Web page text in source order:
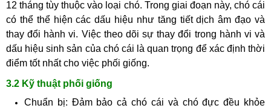
12 tháng tùy thuộc vào loại chó. Trong giai đoạn này, chó cái
có thể thể hiện các dấu hiệu như tăng tiết dịch âm đạo và
thay đổi hành vi. Việc theo dõi sự thay đổi trong hành vi và
dấu hiệu sinh sản của chó cái là quan trọng để xác định thời
điểm tốt nhất cho việc phối giống.
3.2 Kỹ thuật phối giống
Chuẩn bị: Đảm bảo cả chó cái và chó đực đều khỏe